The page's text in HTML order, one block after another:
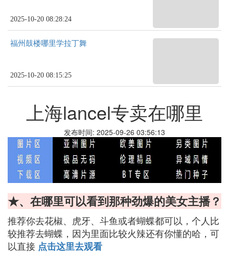
2025-10-20 08:28:24
福州鼓楼哪里学拉丁舞
2025-10-20 08:15:25
上海lancel专卖在哪里
发布时间: 2025-09-26 03:56:13
★、在哪里可以看到那种劲爆的美女主播？
推荐你去花椒、虎牙、斗鱼或者蝴蝶都可以，个人比
较推荐去蝴蝶，因为里面比较火辣还有你懂的哈，可
以直接 点击这里去观看